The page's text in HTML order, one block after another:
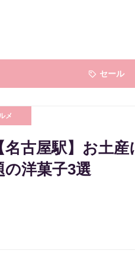
セール
メ
名古屋駅】お土
の洋菓子3選